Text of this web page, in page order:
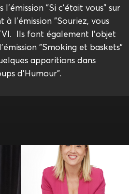
l'émission "Si c'était vous" sur
à l'émission "Souriez, vous
Ils font également l'objet
"Smoking et baskets"
apparitions dans
d'Humour".